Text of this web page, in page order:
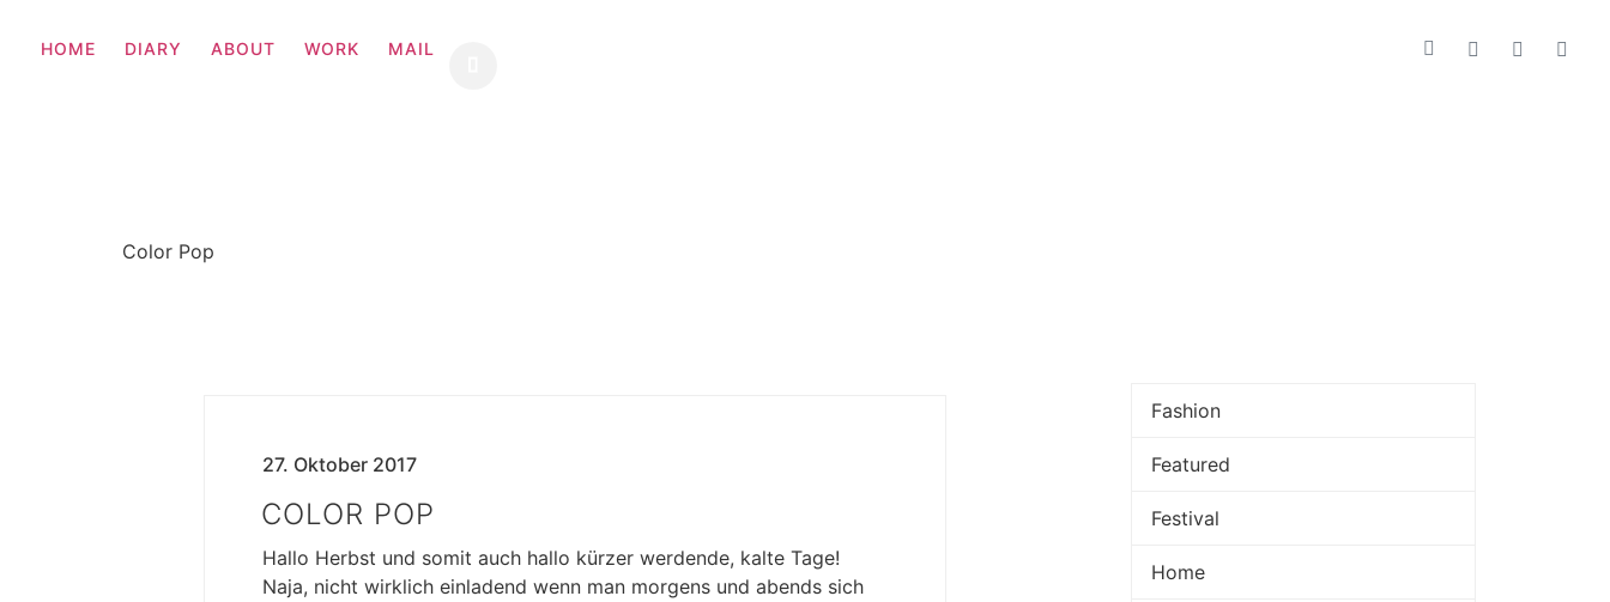
HOME DIARY ABOUT WORK MAIL
Color Pop
27. Oktober 2017
COLOR POP
Hallo Herbst und somit auch hallo kürzer werdende, kalte Tage!
Naja, nicht wirklich einladend wenn man morgens und abends sich
Fashion
Featured
Festival
Home